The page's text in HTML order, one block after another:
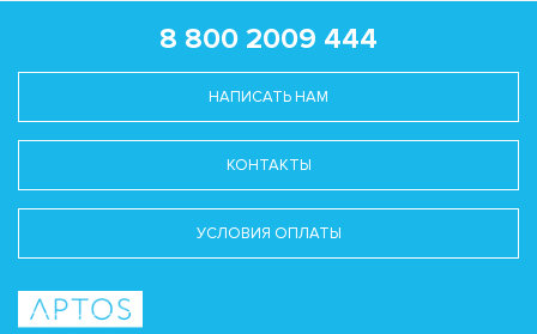
8 800 2009 444
НАПИСАТЬ НАМ
КОНТАКТЫ
УСЛОВИЯ ОПЛАТЫ